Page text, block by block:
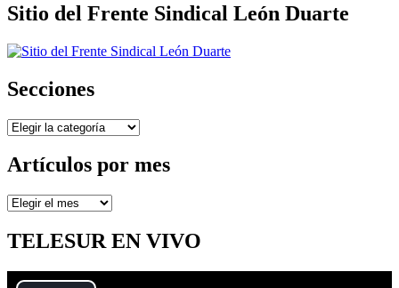
Sitio del Frente Sindical León Duarte
Secciones
Secciones
Artículos por mes
Artículos
mes
TELESUR EN VIVO